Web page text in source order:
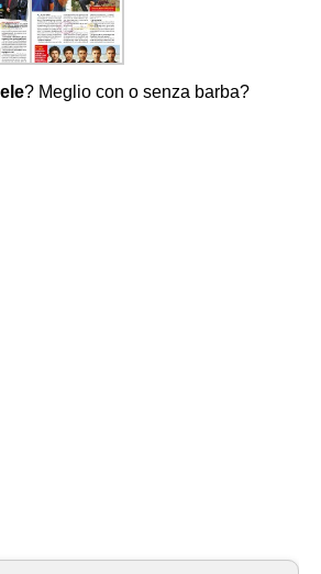
? Meglio con o senza barba?